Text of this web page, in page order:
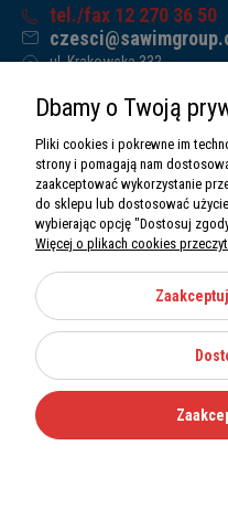
tel./fax 12 270 36 50
ul. Krakowska 332,
Sawim Group Mariusz Zdyb
NIP: 5130284470
REGON: 5246591010
O nas
Informacje
Moje konto
Kategorie
Dbamy o Twoją
Pliki cookies i pokrewne im
strony i pomagają nam
zaakceptować wykorzystanie
do sklepu lub dostosować
wybierając opcję "Dostosuj
Więcej o plikach cookies